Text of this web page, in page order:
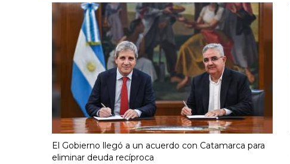
El Gobierno llegó a un acuerdo con Catamarca para
eliminar deuda recíproca